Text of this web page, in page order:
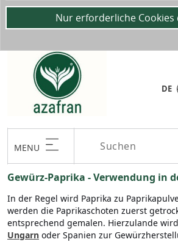
DE
MENU
Gewürz-Paprika - Verwendung in
In der Regel wird Paprika zu
werden die Paprikaschoten zuerst
entsprechend gemalen. Hierzulande
Ungarn oder Spanien zur
Nur erforderliche Cookies